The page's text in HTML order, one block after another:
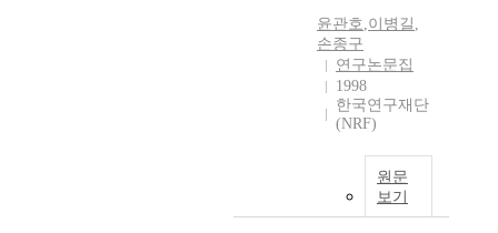
윤관호,이병길 ,
손종구
연구논문집
1998
한국연구재단
(NRF)
원문
보기